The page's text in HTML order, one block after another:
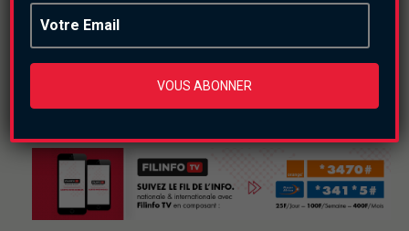
Nous suivre
VOUS ABONNER